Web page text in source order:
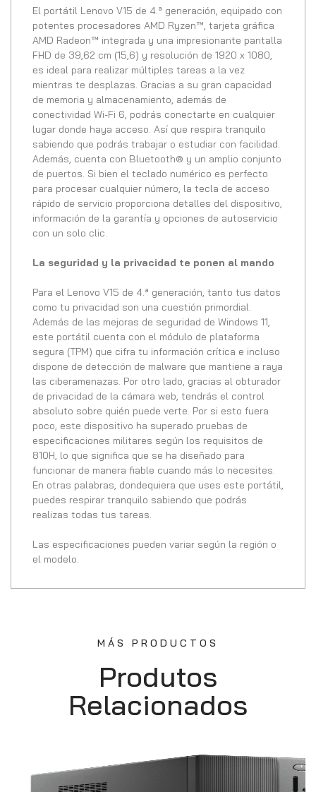
El portátil Lenovo V15 de 4.ª generación, equipado con
potentes procesadores AMD Ryzen™, tarjeta gráfica
AMD Radeon™ integrada y una impresionante pantalla
FHD de 39,62 cm (15,6) y resolución de 1920 x 1080,
es ideal para realizar múltiples tareas a la vez
mientras te desplazas. Gracias a su gran capacidad
de memoria y almacenamiento, además de
conectividad Wi-Fi 6, podrás conectarte en cualquier
lugar donde haya acceso. Así que respira tranquilo
sabiendo que podrás trabajar o estudiar con facilidad.
Además, cuenta con Bluetooth® y un amplio conjunto
de puertos. Si bien el teclado numérico es perfecto
para procesar cualquier número, la tecla de acceso
rápido de servicio proporciona detalles del dispositivo,
información de la garantía y opciones de autoservicio
con un solo clic.
La seguridad y la privacidad te ponen al mando
Para el Lenovo V15 de 4.ª generación, tanto tus datos
como tu privacidad son una cuestión primordial.
Además de las mejoras de seguridad de Windows 11,
este portátil cuenta con el módulo de plataforma
segura (TPM) que cifra tu información crítica e incluso
dispone de detección de malware que mantiene a raya
las ciberamenazas. Por otro lado, gracias al obturador
de privacidad de la cámara web, tendrás el control
absoluto sobre quién puede verte. Por si esto fuera
poco, este dispositivo ha superado pruebas de
especificaciones militares según los requisitos de
810H, lo que significa que se ha diseñado para
funcionar de manera fiable cuando más lo necesites.
En otras palabras, dondequiera que uses este portátil,
puedes respirar tranquilo sabiendo que podrás
realizas todas tus tareas.
Las especificaciones pueden variar según la región o
el modelo.
MÁS PRODUCTOS
Produtos
Relacionados